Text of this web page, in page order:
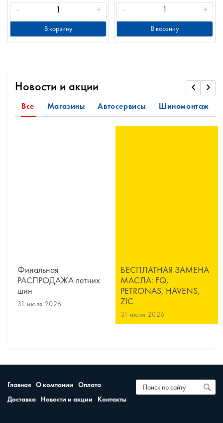
- +
В корзину
- +
В корзину
Новости и акции
Все Магазины Автосервисы Шиномонтаж
Финальная
РАСПРОДАЖА летних
шин
31 июля 2026
БЕСПЛАТНАЯ ЗАМЕНА
МАСЛА: FQ,
PETRONAS, HAVENS,
ZIC
31 июля 2026
Главная О компании
Оплата
Доставка
Новости и акции Контакты